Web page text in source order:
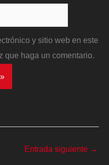
y sitio web en este
que haga un comentario.
Entrada siguiente →